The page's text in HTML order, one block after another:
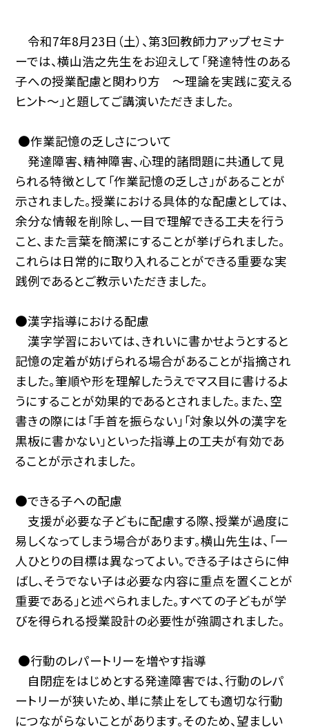
令和7年8月23日（土）、第3回教師力アップセミナ
ーでは、横山浩之先生をお迎えして「発達特性のある
子への授業配慮と関わり方 ～理論を実践に変える
ヒント～」と題してご講演いただきました。
●作業記憶の乏しさについて
発達障害、精神障害、心理的諸問題に共通して見
られる特徴として「作業記憶の乏しさ」があることが
示されました。授業における具体的な配慮としては、
余分な情報を削除し、一目で理解できる工夫を行う
こと、また言葉を簡潔にすることが挙げられました。
これらは日常的に取り入れることができる重要な実
践例であるとご教示いただきました。
●漢字指導における配慮
漢字学習においては、きれいに書かせようとすると
記憶の定着が妨げられる場合があることが指摘され
ました。筆順や形を理解したうえでマス目に書けるよ
うにすることが効果的であるとされました。また、空
書きの際には「手首を振らない」「対象以外の漢字を
黒板に書かない」といった指導上の工夫が有効であ
ることが示されました。
●できる子への配慮
支援が必要な子どもに配慮する際、授業が過度に
易しくなってしまう場合があります。横山先生は、「一
人ひとりの目標は異なってよい。できる子はさらに伸
ばし、そうでない子は必要な内容に重点を置くことが
重要である」と述べられました。すべての子どもが学
びを得られる授業設計の必要性が強調されました。
●行動のレパートリーを増やす指導
自閉症をはじめとする発達障害では、行動のレパ
ートリーが狭いため、単に禁止をしても適切な行動
につながらないことがあります。そのため、望ましい